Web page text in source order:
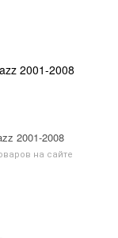
2001-2008
на сайте